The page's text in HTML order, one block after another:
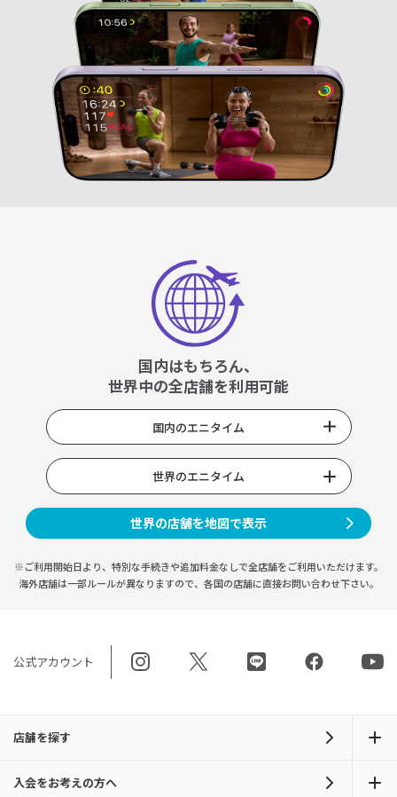
国内はもちろん、
世界中の全店舗を利用可能
国内のエニタイム
世界のエニタイム
世界の店舗を地図で表示
※ご利用開始日より、特別な手続きや追加料金なしで全店舗をご利用いただけます。
海外店舗は一部ルールが異なりますので、 各国の店舗に直接お問い合わせ下さい。
公式アカウント
店舗を探す
入会をお考えの方へ